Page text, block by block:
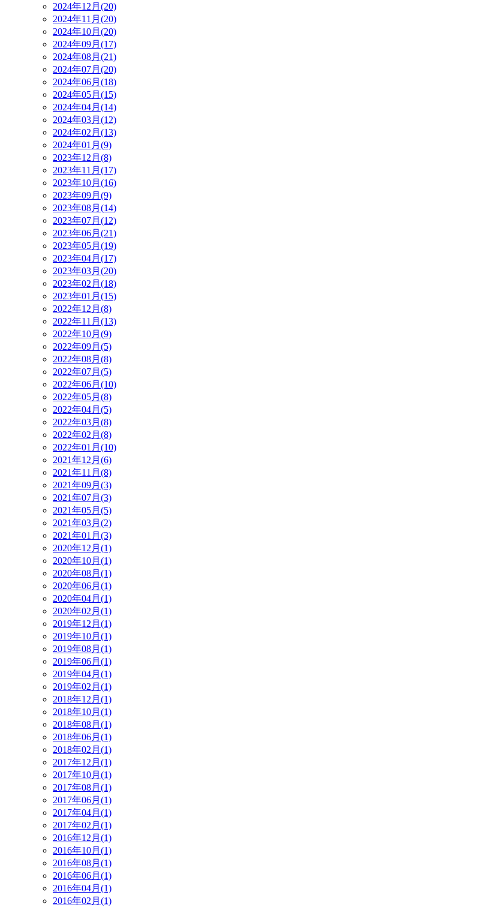
2024年12月(20)
2024年11月(20)
2024年10月(20)
2024年09月(17)
2024年08月(21)
2024年07月(20)
2024年06月(18)
2024年05月(15)
2024年04月(14)
2024年03月(12)
2024年02月(13)
2024年01月(9)
2023年12月(8)
2023年11月(17)
2023年10月(16)
2023年09月(9)
2023年08月(14)
2023年07月(12)
2023年06月(21)
2023年05月(19)
2023年04月(17)
2023年03月(20)
2023年02月(18)
2023年01月(15)
2022年12月(8)
2022年11月(13)
2022年10月(9)
2022年09月(5)
2022年08月(8)
2022年07月(5)
2022年06月(10)
2022年05月(8)
2022年04月(5)
2022年03月(8)
2022年02月(8)
2022年01月(10)
2021年12月(6)
2021年11月(8)
2021年09月(3)
2021年07月(3)
2021年05月(5)
2021年03月(2)
2021年01月(3)
2020年12月(1)
2020年10月(1)
2020年08月(1)
2020年06月(1)
2020年04月(1)
2020年02月(1)
2019年12月(1)
2019年10月(1)
2019年08月(1)
2019年06月(1)
2019年04月(1)
2019年02月(1)
2018年12月(1)
2018年10月(1)
2018年08月(1)
2018年06月(1)
2018年02月(1)
2017年12月(1)
2017年10月(1)
2017年08月(1)
2017年06月(1)
2017年04月(1)
2017年02月(1)
2016年12月(1)
2016年10月(1)
2016年08月(1)
2016年06月(1)
2016年04月(1)
2016年02月(1)